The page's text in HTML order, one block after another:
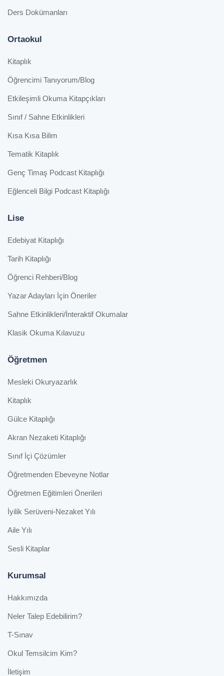
Ders Dokümanları
Ortaokul
Kitaplık
Öğrencimi Tanıyorum/Blog
Etkileşimli Okuma Kitapçıkları
Sınıf / Sahne Etkinlikleri
Kısa Kısa Bilim
Tematik Kitaplık
Genç Timaş Podcast Kitaplığı
Eğlenceli Bilgi Podcast Kitaplığı
Lise
Edebiyat Kitaplığı
Tarih Kitaplığı
Öğrenci Rehberi/Blog
Yazar Adayları İçin Öneriler
Sahne Etkinlikleri/İnteraktif Okumalar
Klasik Okuma Kılavuzu
Öğretmen
Mesleki Okuryazarlık
Kitaplık
Gülce Kitaplığı
Akran Nezaketi Kitaplığı
Sınıf İçi Çözümler
Öğretmenden Ebeveyne Notlar
Öğretmen Eğitimleri Önerileri
İyilik Serüveni-Nezaket Yılı
Aile Yılı
Sesli Kitaplar
Kurumsal
Hakkımızda
Neler Talep Edebilirim?
T-Sınav
Okul Temsilcim Kim?
İletişim